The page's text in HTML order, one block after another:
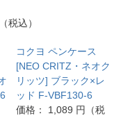
税込）
コクヨ ペンケース
[NEO CRITZ・ネオク
リッツ] ブラック×レ
ッド F-VBF130-6
価格： 1,089 円（税